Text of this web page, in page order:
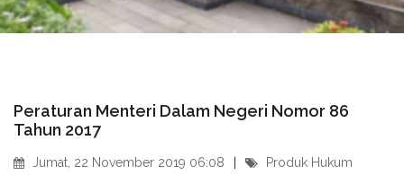
Peraturan Menteri Dalam Negeri Nomor 86
Tahun 2017
Jumat, 22 November 2019 06:08 Produk Hukum